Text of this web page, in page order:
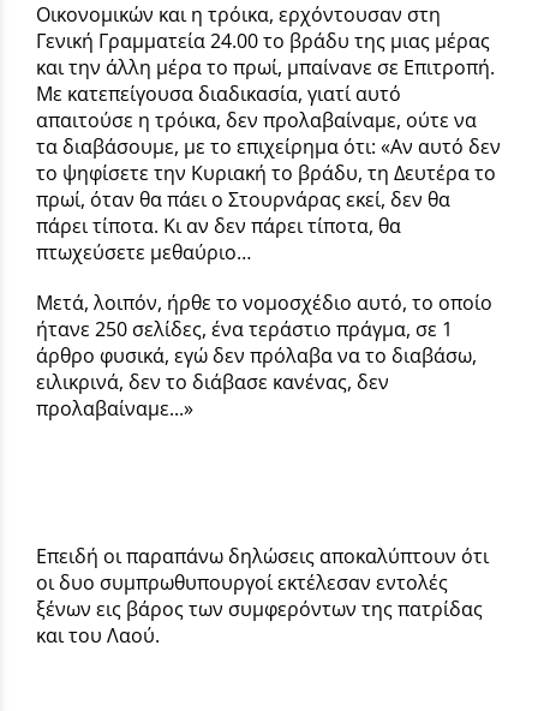
Οικονομικών και η τρόικα, ερχόντουσαν στη
Γενική Γραμματεία 24.00 το βράδυ της μιας μέρας
και την άλλη μέρα το πρωί, μπαίνανε σε Επιτροπή.
Με κατεπείγουσα διαδικασία, γιατί αυτό
απαιτούσε η τρόικα, δεν προλαβαίναμε, ούτε να
τα διαβάσουμε, με το επιχείρημα ότι: «Αν αυτό δεν
το ψηφίσετε την Κυριακή το βράδυ, τη Δευτέρα το
πρωί, όταν θα πάει ο Στουρνάρας εκεί, δεν θα
πάρει τίποτα. Κι αν δεν πάρει τίποτα, θα
πτωχεύσετε μεθαύριο…
Μετά, λοιπόν, ήρθε το νομοσχέδιο αυτό, το οποίο
ήτανε 250 σελίδες, ένα τεράστιο πράγμα, σε 1
άρθρο φυσικά, εγώ δεν πρόλαβα να το διαβάσω,
ειλικρινά, δεν το διάβασε κανένας, δεν
προλαβαίναμε...»
Επειδή οι παραπάνω δηλώσεις αποκαλύπτουν ότι
οι δυο συμπρωθυπουργοί εκτέλεσαν εντολές
ξένων εις βάρος των συμφερόντων της πατρίδας
και του Λαού.